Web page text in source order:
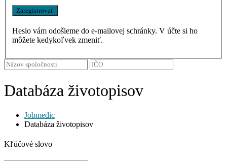
Heslo vám odošleme do e-mailovej schránky. V účte si ho
môžete kedykoľvek zmeniť.
Databáza životopisov
Jobmedic
Databáza životopisov
Kľúčové slovo